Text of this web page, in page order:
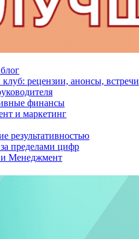
рецензии, анонсы, встречи
финансы
и маркетинг
результативностью
пределами цифр
Менеджмент